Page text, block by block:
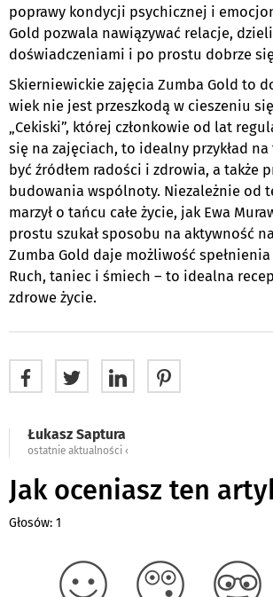
poprawy kondycji psychicznej i
Gold pozwala nawiązywać relacje,
doświadczeniami i po prostu dobrze
Skierniewickie zajęcia Zumba Gold to
wiek nie jest przeszkodą w cieszeniu
„Cekiski”, której członkowie od lat
się na zajęciach, to idealny przykład
być źródłem radości i zdrowia, a także
budowania wspólnoty. Niezależnie od
marzył o tańcu całe życie, jak Ewa
prostu szukał sposobu na aktywność
Zumba Gold daje możliwość
Ruch, taniec i śmiech – to idealna
zdrowe życie.
Łukasz Saptura
ostatnie aktualności ‹
Jak oceniasz ten
Głosów: 1